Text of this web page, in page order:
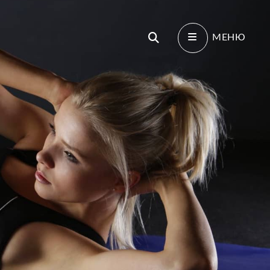
Поиск МЕНЮ